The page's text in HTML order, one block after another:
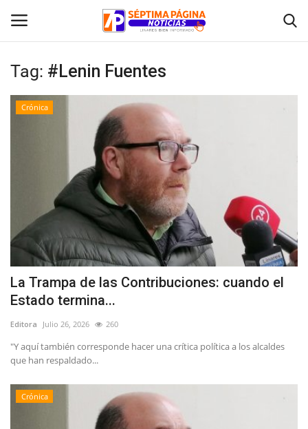
Inicio
Tribunales
Deporte
Política
Espectáculos
Tag: #Lenin Fuentes
Crónica
La Trampa de las Contribuciones: cuando el
Estado termina...
Editora Julio 26, 2026 260
"Y aquí también corresponde hacer una crítica política a los alcaldes
que han respaldado...
Crónica